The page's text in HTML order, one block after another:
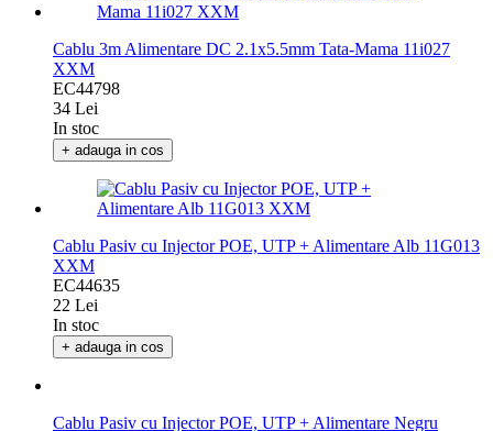
Cablu 3m Alimentare DC 2.1x5.5mm Tata-Mama 11i027
XXM
EC44798
34 Lei
In stoc
+ adauga in cos
Cablu Pasiv cu Injector POE, UTP + Alimentare Alb 11G013
XXM
EC44635
22 Lei
In stoc
+ adauga in cos